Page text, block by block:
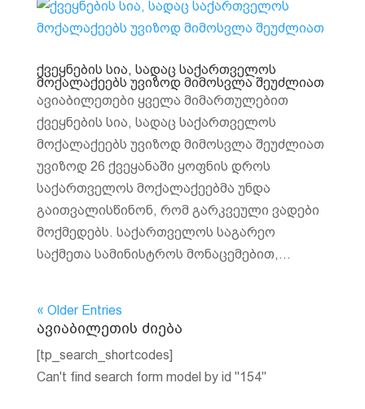
ქვეყნების სია, სადაც საქართველოს
მოქალაქეებს უვიზოდ მიმოსვლა შეუძლიათ
ავიაბილეთები ყველა მიმართულებით
ქვეყნების სია, სადაც საქართველოს
მოქალაქეებს უვიზოდ მიმოსვლა შეუძლიათ
უვიზოდ 26 ქვეყანაში ყოფნის დროს
საქართველოს მოქალაქეებმა უნდა
გაითვალისწინონ, რომ გარკვეული ვადები
მოქმედებს. საქართველოს საგარეო
საქმეთა სამინისტროს მონაცემებით,...
« Older Entries
ავიაბილეთის ძიება
[tp_search_shortcodes]
Can't find search form model by id "154"